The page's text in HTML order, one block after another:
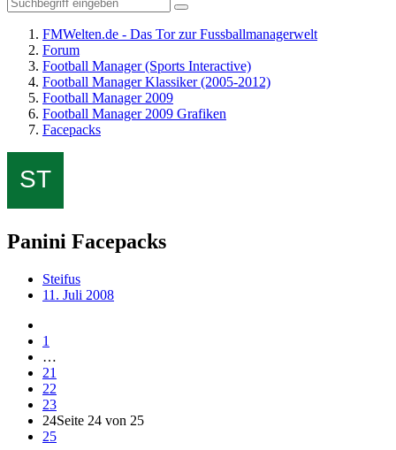
FMWelten.de - Das Tor zur Fussballmanagerwelt
Forum
Football Manager (Sports Interactive)
Football Manager Klassiker (2005-2012)
Football Manager 2009
Football Manager 2009 Grafiken
Facepacks
Panini Facepacks
Steifus
11. Juli 2008
1
…
21
22
23
24Seite 24 von 25
25